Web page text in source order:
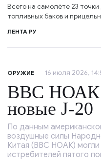
Всего на самолёте 23
топливных баков и
ЛЕНТА РУ
ОРУЖИЕ 16 июля 2026,
ВВС НОАК
новые J-20
По данным
воздушные силы
Китая (ВВС НОАК) могли
истребителей пятого